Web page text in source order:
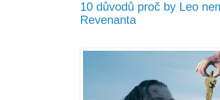
10 důvodů proč by Leo
Revenanta